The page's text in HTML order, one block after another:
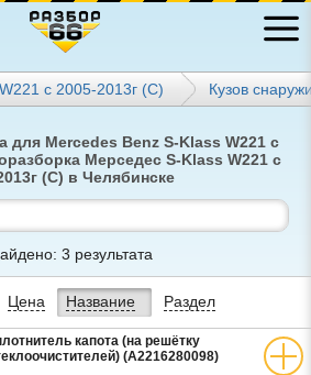
с 2005-2013г (С) Кузов
для Mercedes Benz S-Klass W221 с
Мерседес S-Klass W221 с
(С) в Челябинске
3 результата
Цена Название Раздел
капота (на решётку
(A2216280098)